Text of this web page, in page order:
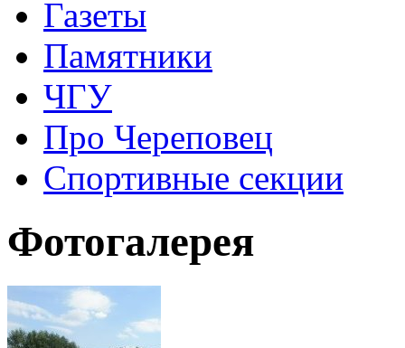
Газеты
Памятники
ЧГУ
Про Череповец
Спортивные секции
Фотогалерея